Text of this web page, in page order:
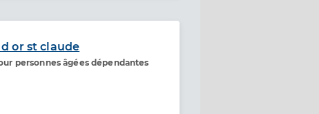
or st claude
personnes âgées dépendantes